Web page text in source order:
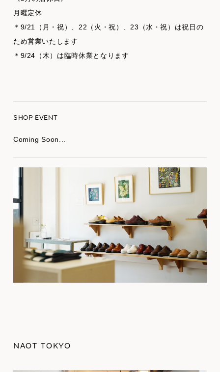
月曜定休
＊9/21（月・祝）、22（火・祝）、23（水・祝）は祝日の
ため営業いたします
＊9/24（木）は臨時休業となります
SHOP EVENT
Coming Soon...
NAOT TOKYO